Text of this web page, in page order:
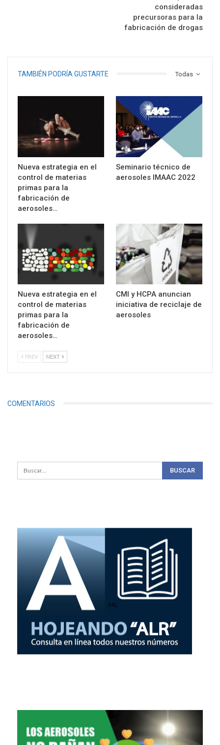
consideradas
precursoras para la
fabricación de drogas
Todas
TAMBIÉN PODRÍA GUSTARTE
Nueva estrategia en el
control de materias
primas para la
fabricación de
aerosoles…
Seminario técnico de
aerosoles IMAAC 2022
Nueva estrategia en el
control de materias
primas para la
fabricación de
aerosoles…
CMI y HCPA anuncian
iniciativa de reciclaje de
aerosoles
PREV NEXT
COMENTARIOS